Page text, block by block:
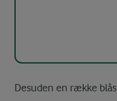
Desuden en række